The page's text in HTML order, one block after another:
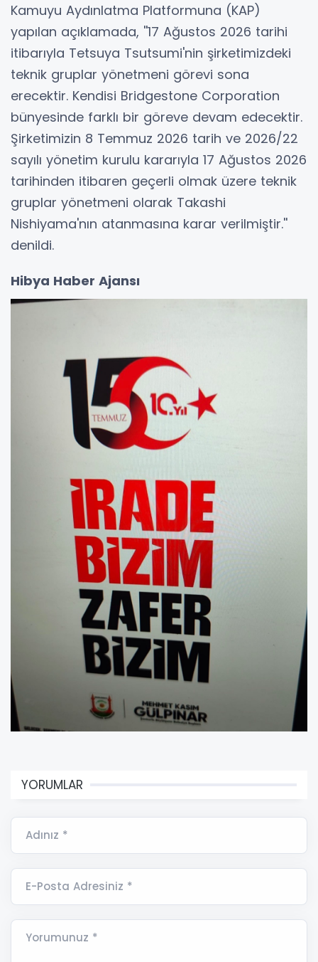
Kamuyu Aydınlatma Platformuna (KAP)
yapılan açıklamada, ''17 Ağustos 2026 tarihi
itibarıyla Tetsuya Tsutsumi'nin şirketimizdeki
teknik gruplar yönetmeni görevi sona
erecektir. Kendisi Bridgestone Corporation
bünyesinde farklı bir göreve devam edecektir.
Şirketimizin 8 Temmuz 2026 tarih ve 2026/22
sayılı yönetim kurulu kararıyla 17 Ağustos 2026
tarihinden itibaren geçerli olmak üzere teknik
gruplar yönetmeni olarak Takashi
Nishiyama'nın atanmasına karar verilmiştir.''
denildi.
Hibya Haber Ajansı
YORUMLAR
Adınız *
E-Posta Adresiniz *
Yorumunuz *